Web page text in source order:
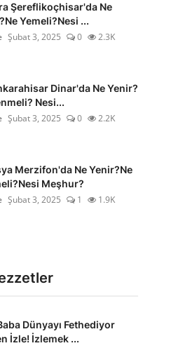
Şereflikoçhisar'da Ne
Yemeli?Nesi ...
Şubat 3, 2025 0 2.3K
Dinar'da Ne Yenir?
Nesi...
Şubat 3, 2025 0 2.2K
Merzifon'da Ne Yenir?Ne
Meşhur?
Şubat 3, 2025 1 1.9K
Dünyayı Fethediyor
İzle! İzlemek ...